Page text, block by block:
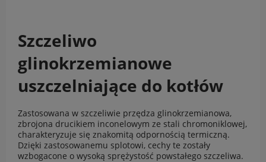
Szczeliwo
glinokrzemianowe
uszczelniające do kotłów
Zastosowana w szczeliwie przędza glinokrzemianowa,
zbrojona drucikiem inconelowym ze stali chromoniklowej,
charakteryzuje się znakomitą odpornością termiczną.
Dzięki zastosowanemu splotowi, cechy te zostały
wzbogacone o wysoką sprężystość powstałego szczeliwa.